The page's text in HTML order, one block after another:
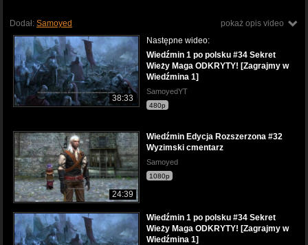
pokaż opis video
Dodał: Samoyed
38:33
Następne wideo:
Wiedźmin 1 po polsku #34 Sekret
Wieży Maga ODKRYTY! [Zagrajmy w
Wiedźmina 1]
SamoyedYT
480p
24:39
Wiedźmin Edycja Rozszerzona #32
Wyzimski cmentarz
Samoyed
1080p
Wiedźmin 1 po polsku #34 Sekret
Wieży Maga ODKRYTY! [Zagrajmy w
Wiedźmina 1]